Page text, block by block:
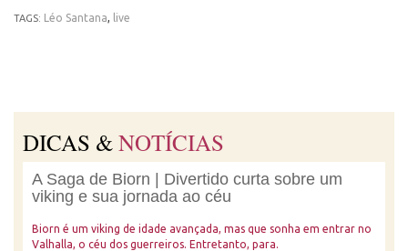
TAGS: Léo Santana, live
DICAS &NOTÍCIAS
A Saga de Biorn | Divertido curta sobre um
viking e sua jornada ao céu
Biorn é um viking de idade avançada, mas que sonha em entrar no
Valhalla, o céu dos guerreiros. Entretanto, para.